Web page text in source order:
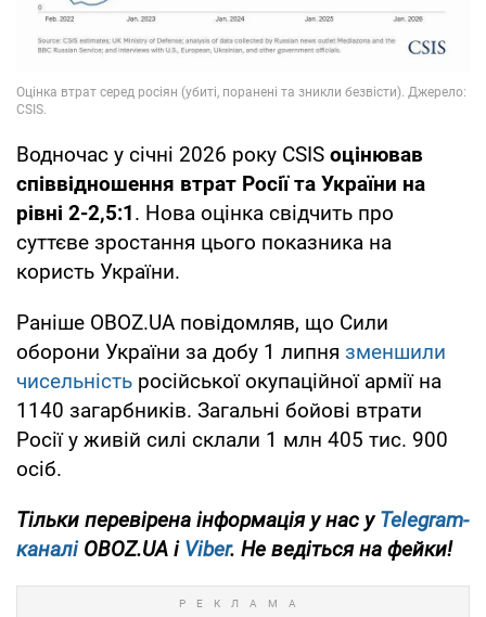
Водночас у січні 2026 року CSIS оцінював
співвідношення втрат Росії та України на
рівні 2-2,5:1. Нова оцінка свідчить про
суттєве зростання цього показника на
користь України.
Раніше OBOZ.UA повідомляв, що Сили
оборони України за добу 1 липня зменшили
чисельність російської окупаційної армії на
1140 загарбників. Загальні бойові втрати
Росії у живій силі склали 1 млн 405 тис. 900
осіб.
Тільки перевірена інформація у нас уTelegram-
каналіOBOZ.UA і Viber. Не ведіться на фейки!